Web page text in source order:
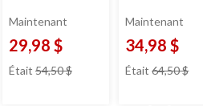
Maintenant
29,98 $
Était 54,50 $
Maintenant
34,98 $
Était 64,50 $